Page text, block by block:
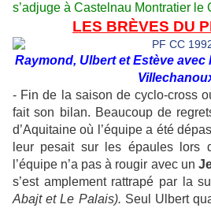
s’adjuge à Castelnau Montratier le
LES BRÈVES DU
Raymond, Ulbert et Estève avec
- Fin de la saison de cyclo-cross
fait son bilan. Beaucoup de
d’Aquitaine où l’équipe a été
leur pesait sur les épaules lors
l’équipe n’a pas à rougir avec un
s’est amplement rattrapé par la
Abajt et Le Palais). Seul Ulbert